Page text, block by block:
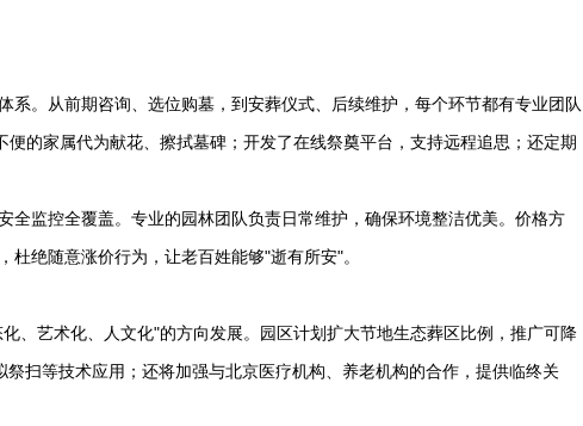
系。从前期咨询、选位购墓，到安葬仪式、后续维护，每个环节都有专业团队
的家属代为献花、擦拭墓碑；开发了在线祭奠平台，支持远程追思；还定期
全监控全覆盖。专业的园林团队负责日常维护，确保环境整洁优美。价格方
绝随意涨价行为，让老百姓能够"逝有所安"。
、艺术化、人文化"的方向发展。园区计划扩大节地生态葬区比例，推广可降
扫等技术应用；还将加强与北京医疗机构、养老机构的合作，提供临终关